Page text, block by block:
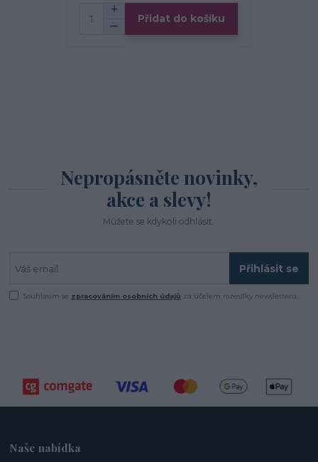
Přidat do košíku
Nepropásněte novinky,
akce a slevy!
Můžete se kdykoli odhlásit.
Přihlásit se
Souhlasím se zpracováním osobních údajů za účelem rozesílky newsletteru.
Naše nabídka